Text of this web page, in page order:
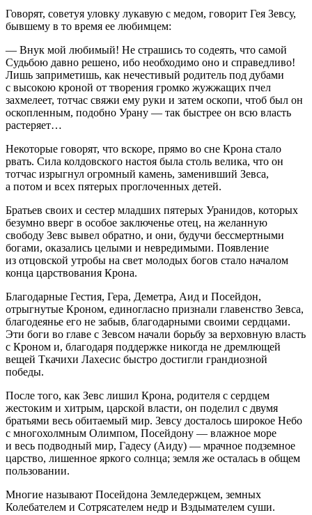
Говорят, советуя уловку лукавую с медом, говорит Гея Зевсу,
бывшему в то время ее любимцем:
— Внук мой любимый! Не страшись то содеять, что самой
Судьбою давно решено, ибо необходимо оно и справедливо!
Лишь заприметишь, как нечестивый родитель под дубами
с высокою кроной от творения громко жужжащих пчел
захмелеет, тотчас свяжи ему руки и затем оскопи, чтоб был он
оскопленным, подобно Урану — так быстрее он всю власть
растеряет…
Некоторые говорят, что вскоре, прямо во сне Крона стало
рвать. Сила колдовского настоя была столь велика, что он
тотчас изрыгнул огромный камень, заменивший Зевса,
а потом и всех пятерых проглоченных детей.
Братьев своих и сестер младших пятерых Уранидов, которых
безумно вверг в особое заключенье отец, на желанную
свободу Зевс вывел обратно, и они, будучи бессмертными
богами, оказались целыми и невредимыми. Появление
из отцовской утробы на свет молодых богов стало началом
конца царствования Крона.
Благодарные Гестия, Гера, Деметра, Аид и Посейдон,
отрыгнутые Кроном, единогласно признали главенство Зевса,
благодеянье его не забыв, благодарными своими сердцами.
Эти боги во главе с Зевсом начали борьбу за верховную власть
с Кроном и, благодаря поддержке никогда не дремлющей
вещей Ткачихи Лахесис быстро достигли грандиозной
победы.
После того, как Зевс лишил Крона, родителя с сердцем
жестоким и хитрым, царской власти, он поделил с двумя
братьями весь обитаемый мир. Зевсу досталось широкое Небо
с многохолмным Олимпом, Посейдону — влажное море
и весь подводный мир, Гадесу (Аиду) — мрачное подземное
царство, лишенное яркого солнца; земля же осталась в общем
пользовании.
Многие называют Посейдона Земледержцем, земных
Колебателем и Сотрясателем недр и Вздымателем суши.